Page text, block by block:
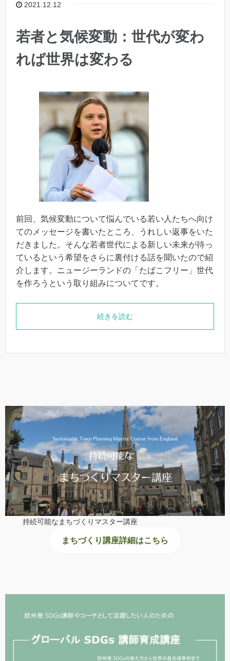
2021.12.12
若者と気候変動：世代が変わ
れば世界は変わる
前回、気候変動について悩んでいる若い人たちへ向け
てのメッセージを書いたところ、うれしい返事をいた
だきました。そんな若者世代による新しい未来が待っ
ているという希望をさらに裏付ける話を聞いたので紹
介します。ニュージーランドの「たばこフリー」世代
を作ろうという取り組みについてです。
続きを読む
持続可能なまちづくりマスター講座
まちづくり講座詳細はこちら